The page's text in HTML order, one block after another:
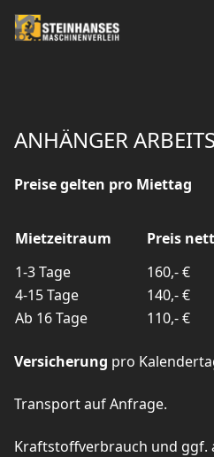
ANHÄNGER
Preise gelten pro Miettag
Mietzeitraum Preis
1-3 Tage
160,- €
4-15 Tage
140,- €
Ab 16 Tage
110,- €
Versicherung pro
Transport auf Anfrage.
Kraftstoffverbrauch und ggf.